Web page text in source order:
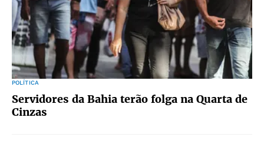
POLÍTICA
Servidores da Bahia terão folga na Quarta de
Cinzas